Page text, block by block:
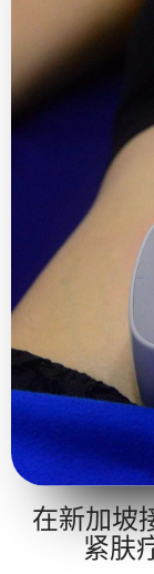
在新加坡
紧肤